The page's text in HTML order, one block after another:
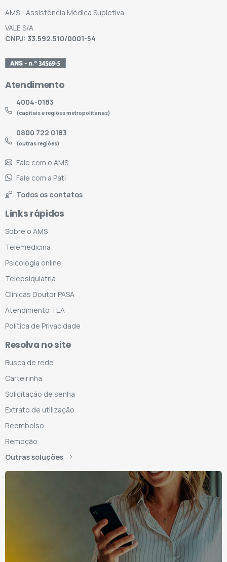
AMS - Assistência Médica Supletiva
VALE S/A
CNPJ: 33.592.510/0001-54
Atendimento
4004-0183
(capitais e regiões metropolitanas)
0800 722 0183
(outras regiões)
Fale com o AMS
Fale com a Pati
Todos os contatos
Links rápidos
Sobre o AMS
Telemedicina
Psicologia online
Telepsiquiatria
Clínicas Doutor PASA
Atendimento TEA
Política de Privacidade
Resolva no site
Busca de rede
Carteirinha
Solicitação de senha
Extrato de utilização
Reembolso
Remoção
Outras soluções